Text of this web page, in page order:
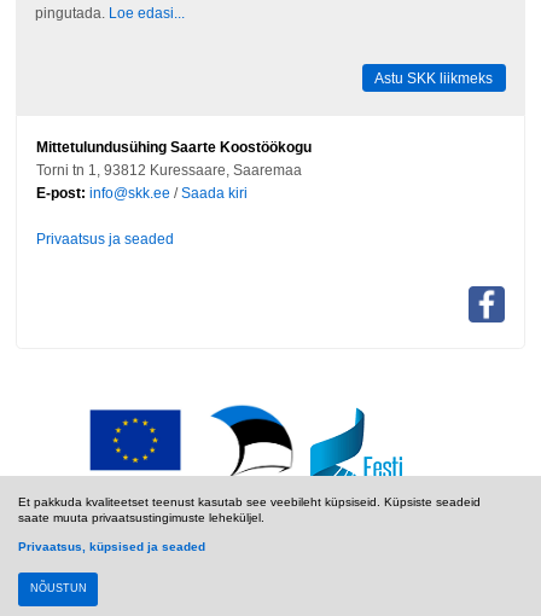
Et pakkuda kvaliteetset teenust kasutab see veebileht küpsiseid. Küpsiste seadeid
saate muuta privaatsustingimuste leheküljel.
Privaatsus, küpsised ja seaded
NÕUSTUN
pingutada.
Loe edasi...
Astu SKK liikmeks
Mittetulundusühing Saarte Koostöökogu
Torni tn 1, 93812 Kuressaare, Saaremaa
E-post: info@skk.ee /Saada kiri
Privaatsus ja seaded